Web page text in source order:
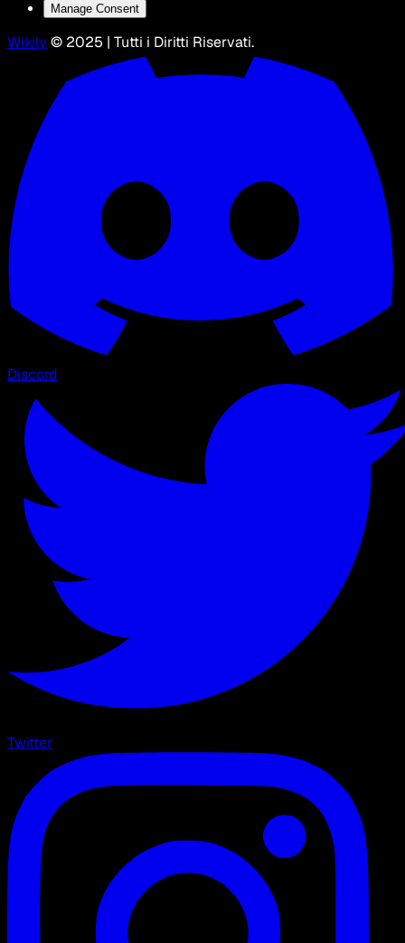
Manage Consent
Wikily © 2025 | Tutti i Diritti Riservati.
Discord
Twitter